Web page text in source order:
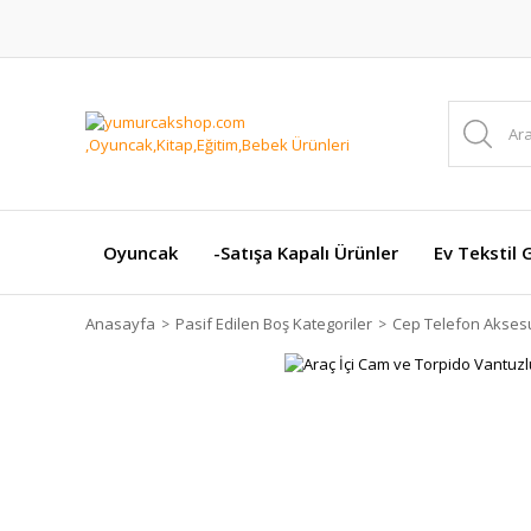
Oyuncak -Satışa Kapalı Ürünler Ev Tekstil
Anasayfa Pasif Edilen Boş Kategoriler Cep Telefon